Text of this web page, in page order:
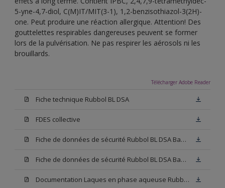
5-yne-4,7-diol, C(M)IT/MIT(3-1), 1,2-benzisothiazol-3(2H)-
one. Peut produire une réaction allergique. Attention! Des
gouttelettes respirables dangereuses peuvent se former
lors de la pulvérisation. Ne pas respirer les aérosols ni les
brouillards.
Télécharger Adobe Reader
Fiche technique Rubbol BL DSA
FDES collective
Fiche de données de sécurité Rubbol BL DSA Base N00
Fiche de données de sécurité Rubbol BL DSA Base W05
Documentation Laques en phase aqueuse Rubbol BL Velours